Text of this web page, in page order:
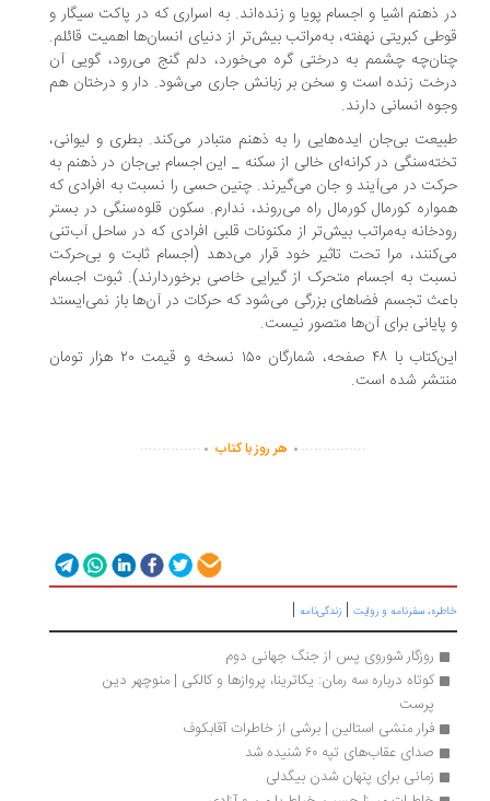
ذهنم اشیا و اجسام پویا و زنده‌اند. به‌ اسراری که در پاکت سیگار و
کبریتی نهفته، به‌مراتب بیش‌تر از دنیای انسان‌ها اهمیت قائلم.
چشمم به درختی گره می‌خورد، دلم گنج می‌رود، گویی آن
زنده است و سخن بر زبانش جاری می‌شود. دار و درختان هم
انسانی دارند.
بی‌جان ایده‌هایی را به ذهنم متبادر می‌کند. بطری و لیوانی،
در کرانه‌ای خالی از سکنه _ این اجسام بی‌جان در ذهنم به
در می‌آیند و جان می‌گیرند. چنین حسی را نسبت به افرادی که
کورمال کورمال راه می‌روند، ندارم. سکون قلوه‌سنگی در بستر
به‌مراتب بیش‌تر از مکنونات قلبی افرادی که در ساحل آب‌تنی
مرا تحت تاثیر خود قرار می‌دهد (اجسام ثابت و بی‌حرکت
به اجسام متحرک از گیرایی خاصی برخوردارند). ثبوت اجسام
تجسم فضاهای بزرگی می‌شود که حرکات در آن‌ها باز نمی‌ایستد
برای آن‌ها متصور نیست.
این‌کتاب با ۴۸ صفحه، شمارگان ۱۵۰ نسخه و قیمت ۲۰ هزار تومان
شده است.
...............
. هر روز با کتاب .
..............
سفرنامه‌ و روایت|زندگی‌نامه |
روزگار شوروی پس از جنگ جهانی دوم
کوتاه درباره سه رمان: یکاترینا، پروازها و کالکی | منوچهر دین
فرار منشی استالین | برشی از خاطرات آقابکوف
صدای عقاب‌های تپه ۶۰ شنیده شد
زمانی برای پنهان شدن بیگدلی